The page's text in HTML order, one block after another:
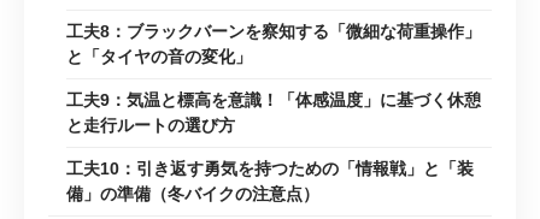
工夫8：ブラックバーンを察知する「微細な荷重操作」
と「タイヤの音の変化」
工夫9：気温と標高を意識！「体感温度」に基づく休憩
と走行ルートの選び方
工夫10：引き返す勇気を持つための「情報戦」と「装
備」の準備（冬バイクの注意点）